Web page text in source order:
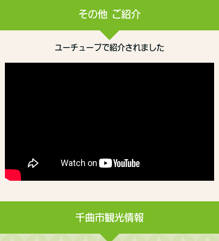
その他 ご紹介
ユーチューブで紹介されました
千曲市観光情報